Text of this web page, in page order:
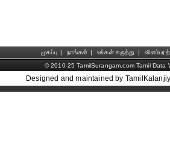
முகப்பு | நாங்கள் | உங்கள் கருத்து |
© 2010-25 TamilSurangam.com Tamil Data
Designed and maintained by